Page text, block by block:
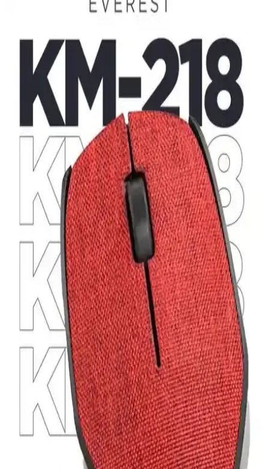
Logitech M240 ve Signature M650 Kablosuz Mouse
Bu makalede Logitech M240 ve Signature M650 modellerinin
özellikleri, kullanım deneyimleri ve kullanıcı yorumları detaylı
şekilde karşılaştırılıyor. Ergonomi, pil ömrü ve bağlantı özellikleri
öne çıkıyor.
Kablosuz Mouse Seçiminde Dikkat Edilmesi
Gerekenler ve Güncel Trendler
Kablosuz mouse seçiminde bağlantı teknolojisi, pil ömrü, ergonomi
ve DPI gibi kriterler önemli. Güncel modeller ve trendler hakkında
bilgi edinerek doğru tercihi yapın.
Everest SM-300 ve SM-360 Kablosuz Mouse
Karşılaştırması ve Özellikleri
Everest SM-300 ve SM-360 modellerinin DPI, tasarım, sessizlik,
malzeme kalitesi ve kullanım özelliklerini detaylı karşılaştırıyoruz.
Logitech G305 Lightspeed Kablosuz Mouse: Yüksek
Performans ve Ergonomik Tasarım Özellikleri
G305 Lightspeed, hafif ve ergonomik tasarımıyla yüksek
performans sunar, kablosuz özgürlük ve uzun pil ömrüyle oyun ve
günlük kullanımda öne çıkar.
Logitech M170 ve M220 Kablosuz Mouse
Karşılaştırması: Özellikler ve Performans Analizi
Logitech M170 ve M220 kablosuz mouse modellerinin özellikleri,
performansları ve kullanıcı deneyimleri detaylı şekilde karşılaştırıldı.
Ergonomi, sessizlik ve pil ömrü gibi önemli noktalar ele alındı.
Xiaomi'nin Çift Modlu Kablosuz Bluetooth Mouse
Teknolojisinin Özellikleri ve Kullanım Alanları
Xiaomi'nin çift modlu kablosuz Bluetooth mouse özellikleri, çoklu
cihaz uyumu ve kullanım esnekliği sunarak çeşitli alanlarda avantaj